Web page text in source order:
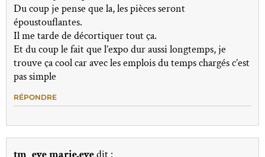
Du coup je pense que la, les pièces seront
époustouflantes.
Il me tarde de décortiquer tout ça.
Et du coup le fait que l’expo dur aussi longtemps, je
trouve ça cool car avec les emplois du temps chargés c’est
pas simple
RÉPONDRE